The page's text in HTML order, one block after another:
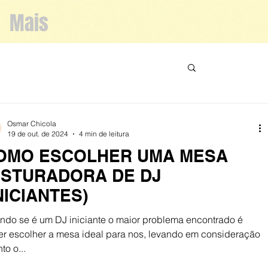
Mais
ESCOLHER UMA MESA
DE DJ
se é um DJ iniciante o maior problema encontrado é
escolher a mesa ideal para nos, levando em consideração
o...
Osmar Chicola
19 de out. de 2024
4 min de leitura